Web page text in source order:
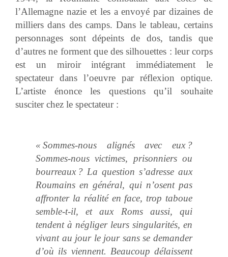
l’Allemagne nazie et les a envoyé par dizaines de
milliers dans des camps. Dans le tableau, certains
personnages sont dépeints de dos, tandis que
d’autres ne forment que des silhouettes : leur corps
est un miroir intégrant immédiatement le
spectateur dans l’oeuvre par réflexion optique.
L’artiste énonce les questions qu’il souhaite
susciter chez le spectateur :
« Sommes-nous alignés avec eux ?
Sommes-nous victimes, prisonniers ou
bourreaux ? La question s’adresse aux
Roumains en général, qui n’osent pas
affronter la réalité en face, trop taboue
semble-t-il, et aux Roms aussi, qui
tendent à négliger leurs singularités, en
vivant au jour le jour sans se demander
d’où ils viennent. Beaucoup délaissent